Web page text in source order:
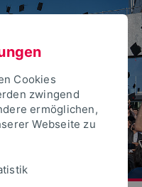
Cookies
zwingend
ermöglichen,
Webseite zu